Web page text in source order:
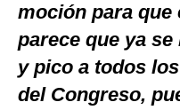
moción para que
parece que ya
y pico a todos
del Congreso,